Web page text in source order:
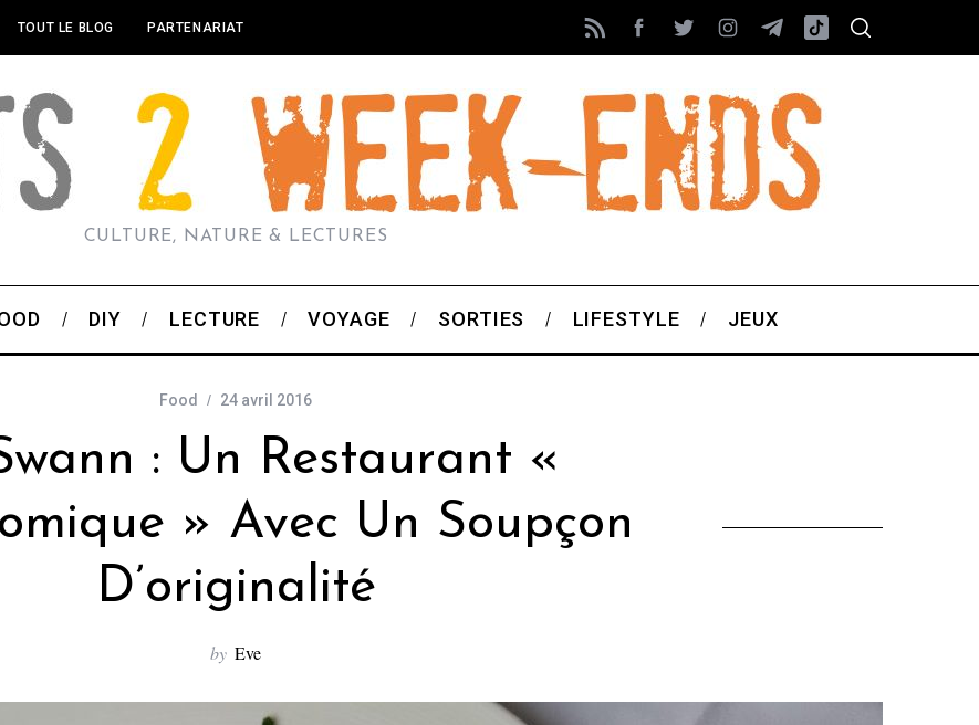
TOUT LE BLOG PARTENARIAT
CULTURE, NATURE & LECTURES
DIY LECTURE VOYAGE SORTIES LIFESTYLE JEUX
Food 24 avril 2016
: Un Restaurant «
» Avec Un Soupçon
D’originalité
by Eve